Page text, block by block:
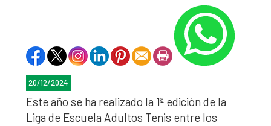
20/12/2024
Este año se ha realizado la 1ª edición de la
Liga de Escuela Adultos Tenis entre los